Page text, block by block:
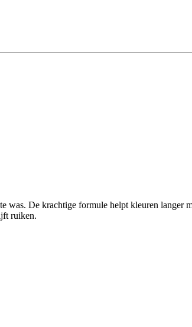
De krachtige formule helpt kleuren langer
ruiken.